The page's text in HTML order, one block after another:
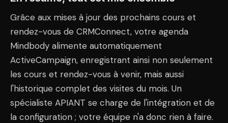
Grâce aux mises à jour des prochains cours et
rendez-vous de CRMConnect, votre agenda
Mindbody alimente automatiquement
ActiveCampaign, enregistrant ainsi non seulement
les cours et rendez-vous à venir, mais aussi
l'historique complet des visites du mois. Un
spécialiste APIANT se charge de l'intégration et de
la configuration ; votre équipe n'a donc rien à faire.